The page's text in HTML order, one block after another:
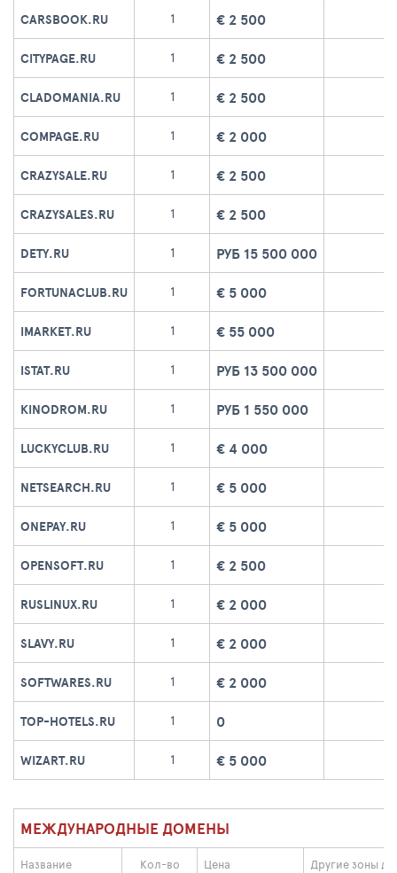
CARSBOOK.RU 1 € 2 500
CITYPAGE.RU 1 € 2 500
CLADOMANIA.RU 1 € 2 500
COMPAGE.RU 1 € 2 000
CRAZYSALE.RU 1 € 2 500
CRAZYSALES.RU 1 € 2 500
DETY.RU 1 РУБ 15 500 000
FORTUNACLUB.RU 1 € 5 000
IMARKET.RU 1 € 55 000
ISTAT.RU 1 РУБ 13 500 000
KINODROM.RU 1 РУБ 1 550 000
LUCKYCLUB.RU 1 € 4 000
NETSEARCH.RU 1 € 5 000
ONEPAY.RU 1 € 5 000
OPENSOFT.RU 1 € 2 500
RUSLINUX.RU 1 € 2 000
SLAVY.RU 1 € 2 000
SOFTWARES.RU 1 € 2 000
TOP-HOTELS.RU 1 0
WIZART.RU 1 € 5 000
МЕЖДУНАРОДНЫЕ ДОМЕНЫ
Название Кол-во Цена Другие зоны